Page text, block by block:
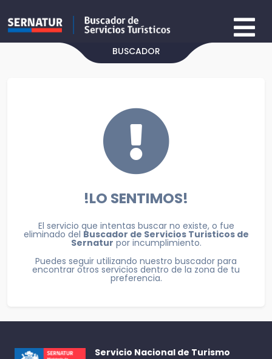
BUSCADOR
!LO SENTIMOS!
El servicio que intentas buscar no existe, o fue
eliminado del Buscador de Servicios Turisticos de
Sernatur por incumplimiento.
Puedes seguir utilizando nuestro buscador para
encontrar otros servicios dentro de la zona de tu
preferencia.
Servicio Nacional de Turismo